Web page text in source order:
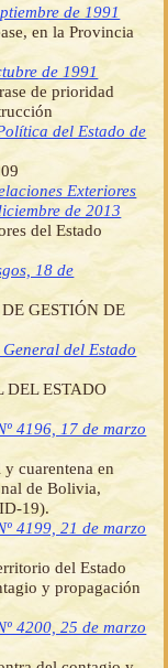
de 1991
en la Provincia
de 1991
de prioridad
del Estado de
Exteriores
de 2013
del Estado
18 de
GESTIÓN DE
del Estado
DEL ESTADO
4196, 17 de marzo
cuarentena en
de Bolivia,
19).
4199, 21 de marzo
del Estado
y propagación
4200, 25 de marzo